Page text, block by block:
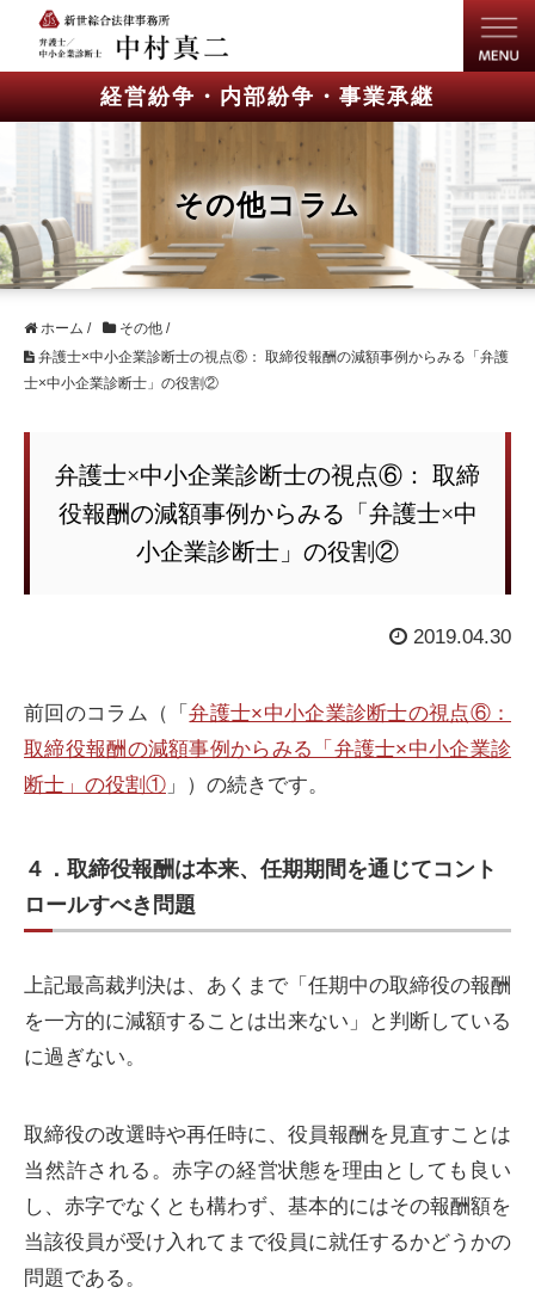
経営紛争・内部紛争・事業承継
その他コラム
ホーム / その他 /
弁護士×中小企業診断士の視点⑥： 取締役報酬の減額事例からみる「弁護
士×中小企業診断士」の役割②
弁護士×中小企業診断士の視点⑥： 取締
役報酬の減額事例からみる「弁護士×中
小企業診断士」の役割②
2019.04.30
前回のコラム（「弁護士×中小企業診断士の視点⑥：
取締役報酬の減額事例からみる「弁護士×中小企業診
断士」の役割① 」）の続きです。
４．取締役報酬は本来、任期期間を通じてコント
ロールすべき問題
上記最高裁判決は、あくまで「任期中の取締役の報酬
を一方的に減額することは出来ない」と判断している
に過ぎない。
取締役の改選時や再任時に、役員報酬を見直すことは
当然許される。赤字の経営状態を理由としても良い
し、赤字でなくとも構わず、基本的にはその報酬額を
当該役員が受け入れてまで役員に就任するかどうかの
問題である。